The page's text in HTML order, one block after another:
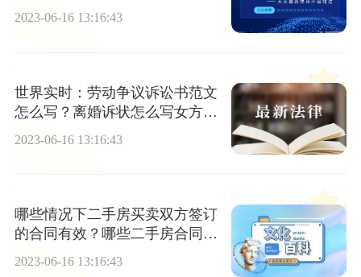
缓刑？-环球报道
2023-06-16 13:16:43
世界实时：劳动争议诉讼书范文
怎么写？离婚诉状怎么写女方范
2023-06-16 13:16:43
哪些情况下二手房买卖双方签订
的合同有效？哪些二手房合同无
效？
2023-06-16 13:16:43